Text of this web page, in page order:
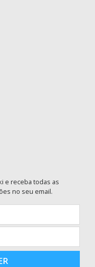
e receba todas as
no seu email.